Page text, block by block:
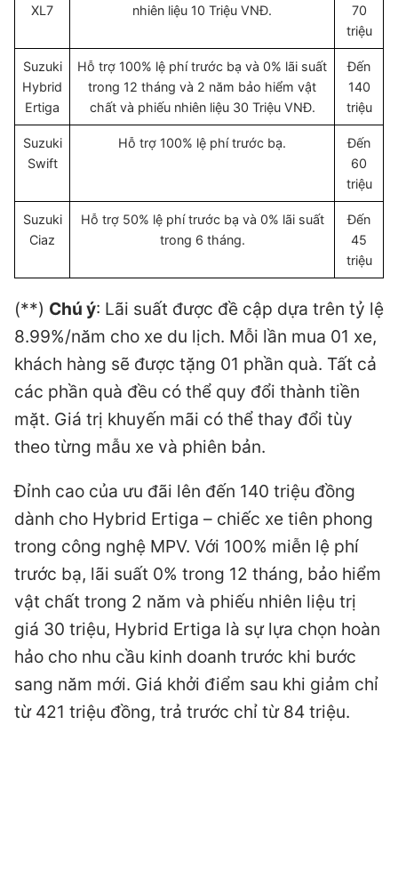
XL7
nhiên liệu 10 Triệu VNĐ.
70
triệu
Suzuki
Hybrid
Ertiga
Hỗ trợ 100% lệ phí trước bạ và 0% lãi suất
trong 12 tháng và 2 năm bảo hiểm vật
chất và phiếu nhiên liệu 30 Triệu VNĐ.
Đến
140
triệu
Suzuki
Swift
Hỗ trợ 100% lệ phí trước bạ.
Đến
60
triệu
Suzuki
Ciaz
Hỗ trợ 50% lệ phí trước bạ và 0% lãi suất
trong 6 tháng.
Đến
45
triệu
(**) Chú ý: Lãi suất được đề cập dựa trên tỷ lệ
8.99%/năm cho xe du lịch. Mỗi lần mua 01 xe,
khách hàng sẽ được tặng 01 phần quà. Tất cả
các phần quà đều có thể quy đổi thành tiền
mặt. Giá trị khuyến mãi có thể thay đổi tùy
theo từng mẫu xe và phiên bản.
Đỉnh cao của ưu đãi lên đến 140 triệu đồng
dành cho Hybrid Ertiga – chiếc xe tiên phong
trong công nghệ MPV. Với 100% miễn lệ phí
trước bạ, lãi suất 0% trong 12 tháng, bảo hiểm
vật chất trong 2 năm và phiếu nhiên liệu trị
giá 30 triệu, Hybrid Ertiga là sự lựa chọn hoàn
hảo cho nhu cầu kinh doanh trước khi bước
sang năm mới. Giá khởi điểm sau khi giảm chỉ
từ 421 triệu đồng, trả trước chỉ từ 84 triệu.